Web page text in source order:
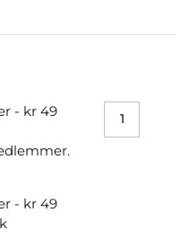
- kr 49
- kr 49